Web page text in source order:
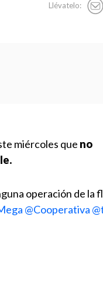
Llévatelo:
miércoles que no
operación de la
@Cooperativa